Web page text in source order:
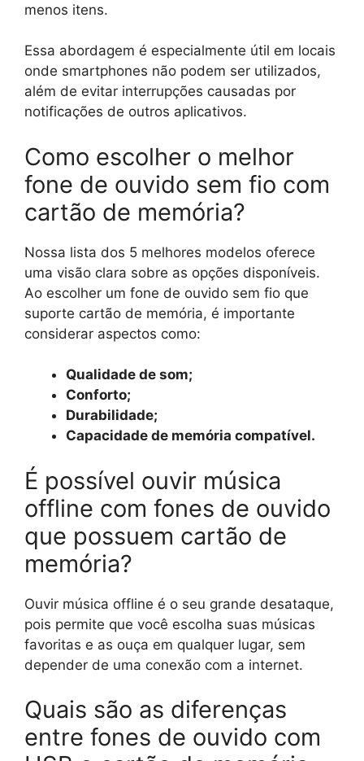
menos itens.
Essa abordagem é especialmente útil em locais
onde smartphones não podem ser utilizados,
além de evitar interrupções causadas por
notificações de outros aplicativos.
Como escolher o melhor
fone de ouvido sem fio com
cartão de memória?
Nossa lista dos 5 melhores modelos oferece
uma visão clara sobre as opções disponíveis.
Ao escolher um fone de ouvido sem fio que
suporte cartão de memória, é importante
considerar aspectos como:
Qualidade de som;
Conforto;
Durabilidade;
Capacidade de memória compatível.
É possível ouvir música
offline com fones de ouvido
que possuem cartão de
memória?
Ouvir música offline é o seu grande desataque,
pois permite que você escolha suas músicas
favoritas e as ouça em qualquer lugar, sem
depender de uma conexão com a internet.
Quais são as diferenças
entre fones de ouvido com